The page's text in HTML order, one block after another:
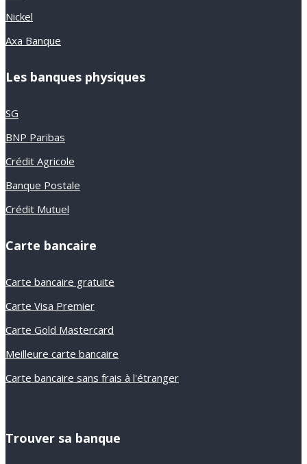
Nickel
Axa Banque
Les banques physiques
SG
BNP Paribas
Crédit Agricole
Banque Postale
Crédit Mutuel
Carte bancaire
Carte bancaire gratuite
Carte Visa Premier
Carte Gold Mastercard
Meilleure carte bancaire
Carte bancaire sans frais à l'étranger
Trouver sa banque